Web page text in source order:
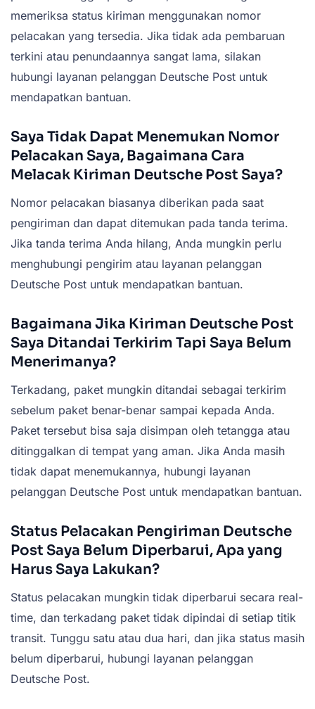
memeriksa status kiriman menggunakan nomor
pelacakan yang tersedia. Jika tidak ada pembaruan
terkini atau penundaannya sangat lama, silakan
hubungi layanan pelanggan Deutsche Post untuk
mendapatkan bantuan.
Saya Tidak Dapat Menemukan Nomor
Pelacakan Saya, Bagaimana Cara
Melacak Kiriman Deutsche Post Saya?
Nomor pelacakan biasanya diberikan pada saat
pengiriman dan dapat ditemukan pada tanda terima.
Jika tanda terima Anda hilang, Anda mungkin perlu
menghubungi pengirim atau layanan pelanggan
Deutsche Post untuk mendapatkan bantuan.
Bagaimana Jika Kiriman Deutsche Post
Saya Ditandai Terkirim Tapi Saya Belum
Menerimanya?
Terkadang, paket mungkin ditandai sebagai terkirim
sebelum paket benar-benar sampai kepada Anda.
Paket tersebut bisa saja disimpan oleh tetangga atau
ditinggalkan di tempat yang aman. Jika Anda masih
tidak dapat menemukannya, hubungi layanan
pelanggan Deutsche Post untuk mendapatkan bantuan.
Status Pelacakan Pengiriman Deutsche
Post Saya Belum Diperbarui, Apa yang
Harus Saya Lakukan?
Status pelacakan mungkin tidak diperbarui secara real-
time, dan terkadang paket tidak dipindai di setiap titik
transit. Tunggu satu atau dua hari, dan jika status masih
belum diperbarui, hubungi layanan pelanggan
Deutsche Post.